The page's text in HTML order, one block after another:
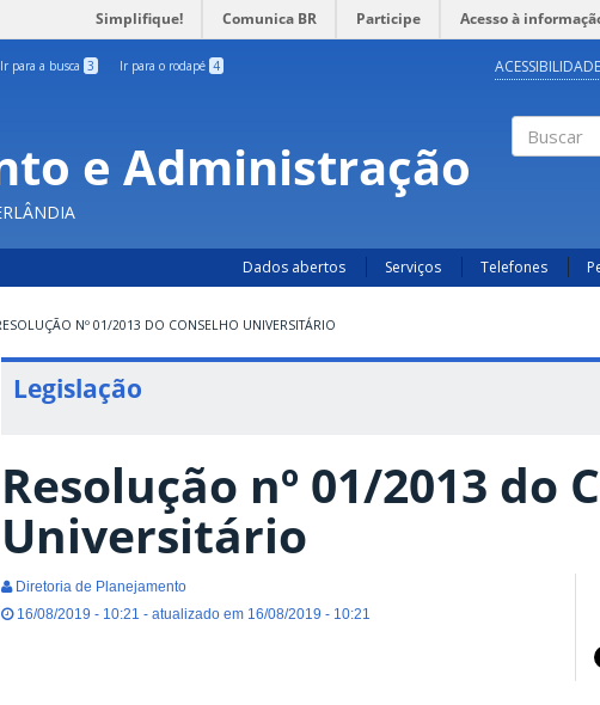
Simplifique! Comunica BR Participe Acesso à
Ir para a busca 3 Ir para o rodapé 4 ACESSIBILIDADE
e Administração
Dados abertos Serviços Telefones
Nº 01/2013 DO CONSELHO UNIVERSITÁRIO
Legislação
Resolução nº 01/2013 do
Universitário
Diretoria de Planejamento
16/08/2019 - 10:21 - atualizado em 16/08/2019 - 10:21